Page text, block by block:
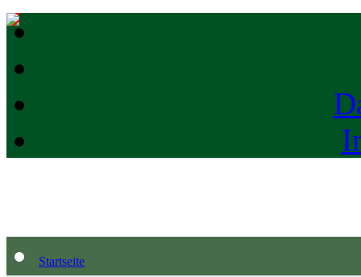
Startseite